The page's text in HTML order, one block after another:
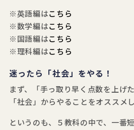
※英語編はこちら
※数学編はこちら
※国語編はこちら
※理科編はこちら
迷ったら「社会」をやる！
まず、「手っ取り早く点数を上げ
「社会」からやることをオススメし
というのも、５教科の中で、一番